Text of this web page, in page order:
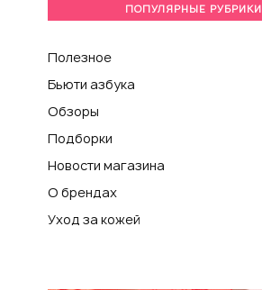
ПОПУЛЯРНЫЕ РУБРИКИ
Полезное
Бьюти азбука
Обзоры
Подборки
Новости магазина
О брендах
Уход за кожей